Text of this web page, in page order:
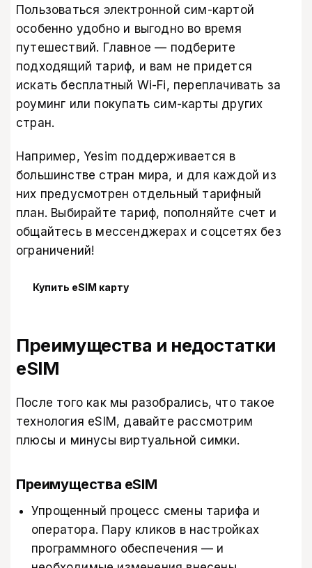
Пользоваться электронной сим-картой
особенно удобно и выгодно во время
путешествий. Главное — подберите
подходящий тариф, и вам не придется
искать бесплатный Wi-Fi, переплачивать за
роуминг или покупать сим-карты других
стран.
Например, Yesim поддерживается в
большинстве стран мира, и для каждой из
них предусмотрен отдельный тарифный
план. Выбирайте тариф, пополняйте счет и
общайтесь в мессенджерах и соцсетях без
ограничений!
Купить eSIM карту
Преимущества и недостатки
eSIM
После того как мы разобрались, что такое
технология eSIM, давайте рассмотрим
плюсы и минусы виртуальной симки.
Преимущества eSIM
Упрощенный процесс смены тарифа и
оператора. Пару кликов в настройках
программного обеспечения — и